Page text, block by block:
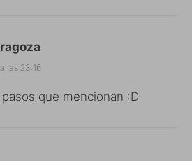
las 23:16
que mencionan :D